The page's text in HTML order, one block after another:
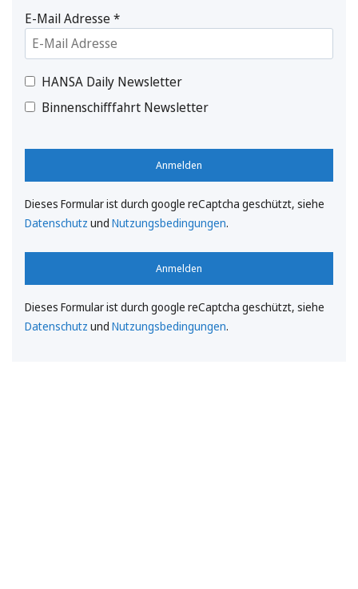
E-Mail Adresse*
HANSA Daily Newsletter
Binnenschifffahrt Newsletter
Anmelden
Dieses Formular ist durch google reCaptcha geschützt, siehe
Datenschutz und Nutzungsbedingungen.
Anmelden
Dieses Formular ist durch google reCaptcha geschützt, siehe
Datenschutz und Nutzungsbedingungen.